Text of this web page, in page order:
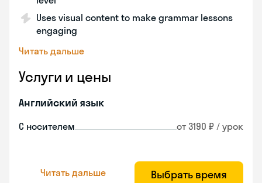
Uses visual content to make grammar lessons
engaging
Читать дальше
Услуги и цены
Английский язык
С носителем от 3190 ₽ / урок
Читать дальше Выбрать время